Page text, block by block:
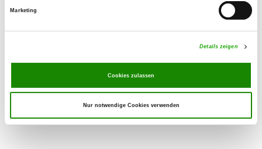
Marketing
Details zeigen
Cookies zulassen
Nur notwendige Cookies verwenden
035200 24829
E-Mail: